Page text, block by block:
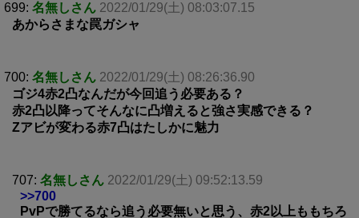
699: 名無しさん 2022/01/29(土) 08:03:07.15
あからさまな罠ガシャ
700: 名無しさん 2022/01/29(土) 08:26:36.90
ゴジ4赤2凸なんだが今回追う必要ある？
赤2凸以降ってそんなに凸増えると強さ実感できる？
Zアビが変わる赤7凸はたしかに魅力
707: 名無しさん 2022/01/29(土) 09:52:13.59
>>700
PvPで勝てるなら追う必要無いと思う、赤2以上ももちろ